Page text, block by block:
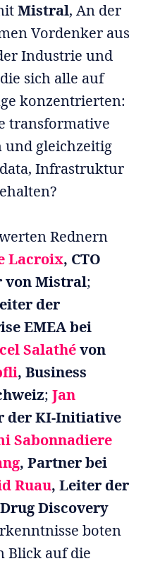
Mistral, An der
Vordenker aus
Industrie und
sich alle auf
konzentrierten:
transformative
gleichzeitig
Infrastruktur
Rednern
Lacroix, CTO
von Mistral;
der
EMEA bei
Salathévon
, Business
; Jan
der KI-Initiative
Sabonnadiere
, Partner bei
Ruau, Leiter der
Discovery
boten
Blick auf die